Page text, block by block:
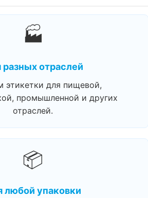
🏭
разных отраслей
этикетки для пищевой,
промышленной и других
отраслей.
📦
любой упаковки